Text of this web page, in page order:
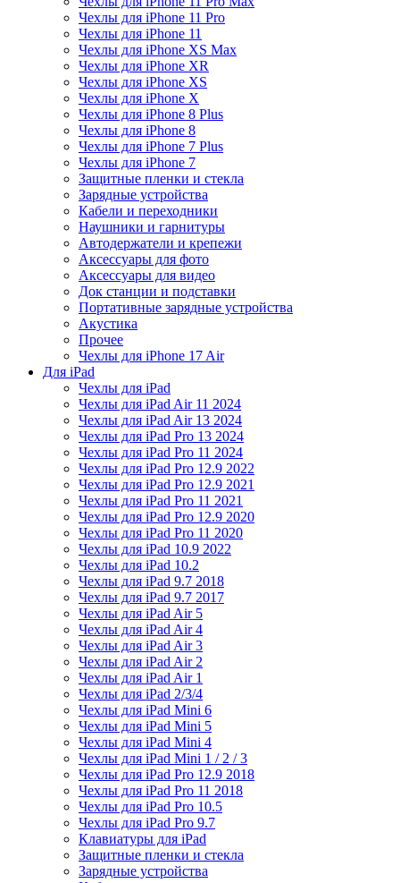
Чехлы для iPhone 11 Pro
Чехлы для iPhone 11
Чехлы для iPhone XS Max
Чехлы для iPhone XR
Чехлы для iPhone XS
Чехлы для iPhone X
Чехлы для iPhone 8 Plus
Чехлы для iPhone 8
Чехлы для iPhone 7 Plus
Чехлы для iPhone 7
Защитные пленки и стекла
Зарядные устройства
Кабели и переходники
Наушники и гарнитуры
Автодержатели и крепежи
Аксессуары для фото
Аксессуары для видео
Док станции и подставки
Портативные зарядные устройства
Акустика
Прочее
Чехлы для iPhone 17 Air
Для iPad
Чехлы для iPad
Чехлы для iPad Air 11 2024
Чехлы для iPad Air 13 2024
Чехлы для iPad Pro 13 2024
Чехлы для iPad Pro 11 2024
Чехлы для iPad Pro 12.9 2022
Чехлы для iPad Pro 12.9 2021
Чехлы для iPad Pro 11 2021
Чехлы для iPad Pro 12.9 2020
Чехлы для iPad Pro 11 2020
Чехлы для iPad 10.9 2022
Чехлы для iPad 10.2
Чехлы для iPad 9.7 2018
Чехлы для iPad 9.7 2017
Чехлы для iPad Air 5
Чехлы для iPad Air 4
Чехлы для iPad Air 3
Чехлы для iPad Air 2
Чехлы для iPad Air 1
Чехлы для iPad 2/3/4
Чехлы для iPad Mini 6
Чехлы для iPad Mini 5
Чехлы для iPad Mini 4
Чехлы для iPad Mini 1 / 2 / 3
Чехлы для iPad Pro 12.9 2018
Чехлы для iPad Pro 11 2018
Чехлы для iPad Pro 10.5
Чехлы для iPad Pro 9.7
Клавиатуры для iPad
Защитные пленки и стекла
Зарядные устройства